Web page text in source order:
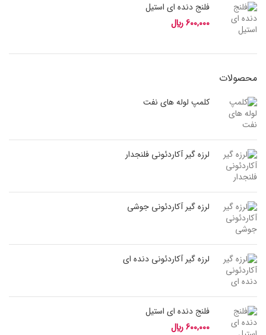
فلنج دنده ای استیل
600,000﷼
محصولات
کلمپ لوله های نفت
لرزه گیر آکاردئونی فلنجدار
لرزه گیر آکاردئونی جوشی
لرزه گیر آکاردئونی دنده ای
فلنج دنده ای استیل
600,000﷼